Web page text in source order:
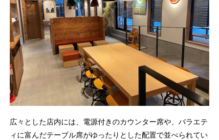
広々とした店内には、電源付きのカウンター席や、バラエテ
ィに富んだテーブル席がゆったりとした配置で並べられてい